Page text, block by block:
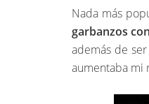
Nada más
garbanzos
además de
aumentaba mi